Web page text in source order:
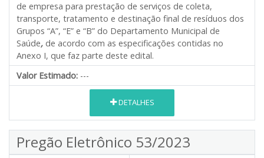
de empresa para prestação de serviços de coleta,
transporte, tratamento e destinação final de resíduos dos
Grupos “A”, “E” e “B” do Departamento Municipal de
Saúde, de acordo com as especificações contidas no
Anexo I, que faz parte deste edital.
Valor Estimado: ---
DETALHES
Pregão Eletrônico 53/2023